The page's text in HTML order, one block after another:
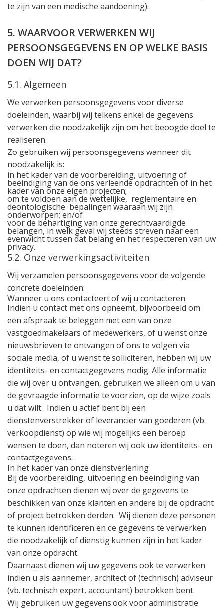
te zijn van een medische aandoening).
5. WAARVOOR VERWERKEN WIJ
PERSOONSGEGEVENS EN OP WELKE BASIS
DOEN WIJ DAT?
5.1. Algemeen
We verwerken persoonsgegevens voor diverse
doeleinden, waarbij wij telkens enkel de gegevens
verwerken die noodzakelijk zijn om het beoogde doel te
realiseren.
Zo gebruiken wij persoonsgegevens wanneer dit
noodzakelijk is:
in het kader van de voorbereiding, uitvoering of
beëindiging van de ons verleende opdrachten of in het
kader van onze eigen projecten;
om te voldoen aan de wettelijke, reglementaire en
deontologische bepalingen waaraan wij zijn
onderworpen; en/of
voor de behartiging van onze gerechtvaardigde
belangen, in welk geval wij steeds streven naar een
evenwicht tussen dat belang en het respecteren van uw
privacy.
5.2. Onze verwerkingsactiviteiten
Wij verzamelen persoonsgegevens voor de volgende
concrete doeleinden:
Wanneer u ons contacteert of wij u contacteren
Indien u contact met ons opneemt, bijvoorbeeld om
een afspraak te beleggen met een van onze
vastgoedmakelaars of medewerkers, of u wenst onze
nieuwsbrieven te ontvangen of ons te volgen via
sociale media, of u wenst te solliciteren, hebben wij uw
identiteits- en contactgegevens nodig. Alle informatie
die wij over u ontvangen, gebruiken we alleen om u van
de gevraagde informatie te voorzien, op de wijze zoals
u dat wilt. Indien u actief bent bij een
dienstenverstrekker of leverancier van goederen (vb.
verkoopdienst) op wie wij mogelijks een beroep
wensen te doen, dan noteren wij ook uw identiteits- en
contactgegevens.
In het kader van onze dienstverlening
Bij de voorbereiding, uitvoering en beëindiging van
onze opdrachten dienen wij over de gegevens te
beschikken van onze klanten en andere bij de opdracht
of project betrokken derden. Wij dienen deze personen
te kunnen identificeren en de gegevens te verwerken
die noodzakelijk of dienstig kunnen zijn in het kader
van onze opdracht.
Daarnaast dienen wij uw gegevens ook te verwerken
indien u als aannemer, architect of (technisch) adviseur
(vb. technisch expert, accountant) betrokken bent.
Wij gebruiken uw gegevens ook voor administratie